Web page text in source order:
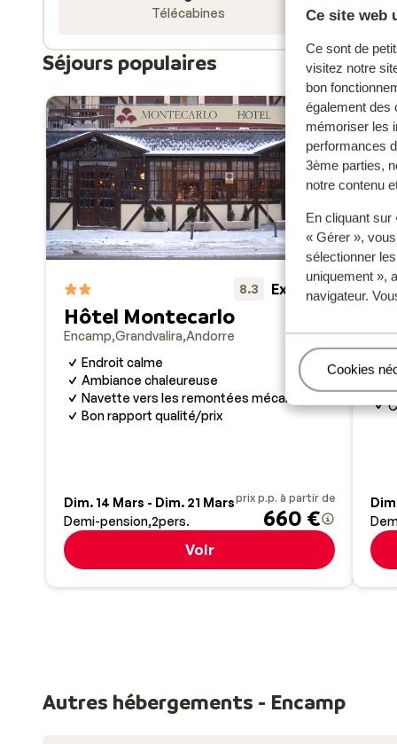
Ce site web
Ce sont de
visitez notre
bon
également des
mémoriser les
performances
3ème parties,
notre contenu
En cliquant
« Gérer »,
sélectionner
uniquement »,
navigateur.
Gérer
Cookies
Télécabines
Séjours populaires
8.3 Excellent
Hôtel Montecarlo
Encamp Grandvalira Andorre
Endroit calme
Ambiance chaleureuse
Navette vers les remontées mécaniques
Bon rapport qualité/prix
Dim. 14 Mars - Dim. 21 Mars
Demi-pension 2pers.
prix p.p. à partir de
660 €
Voir
Autres hébergements - Encamp